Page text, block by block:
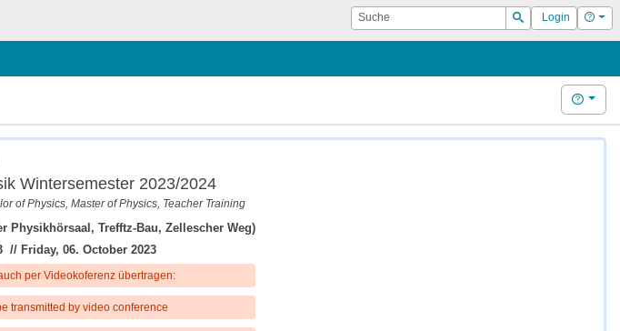
Suche
Suchen
Login Hilfe
Hilfe
Wintersemester 2023/2024
of Physics, Master of Physics, Teacher Training
Physikhörsaal, Trefftz-Bau, Zellescher Weg)
// Friday, 06. October 2023
per Videokoferenz übertragen:
transmitted by video conference